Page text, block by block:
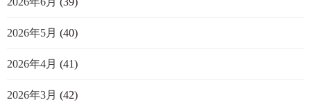
2026年5月 (40)
2026年4月 (41)
2026年3月 (42)